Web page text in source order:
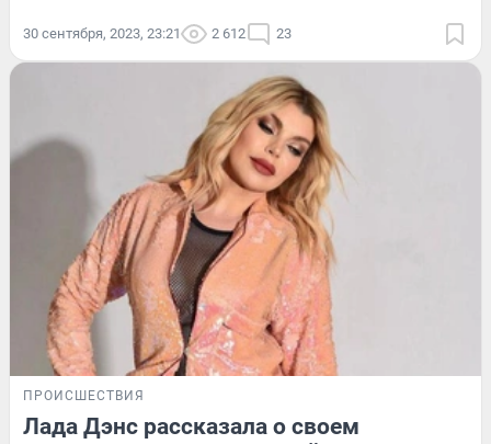
30 сентября, 2023, 23:21 2 612 23
ПРОИСШЕСТВИЯ
Лада Дэнс рассказала о своем